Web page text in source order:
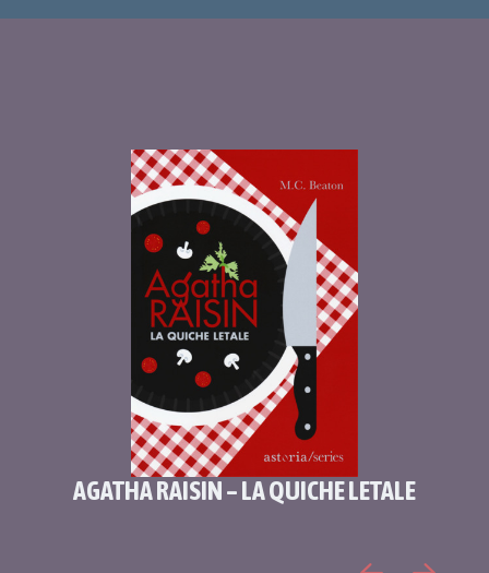
AGATHA RAISIN – LA QUICHE LETALE